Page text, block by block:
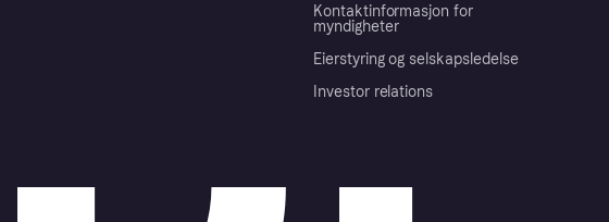
Kontaktinformasjon for
myndigheter
Eierstyring og selskapsledelse
Investor relations